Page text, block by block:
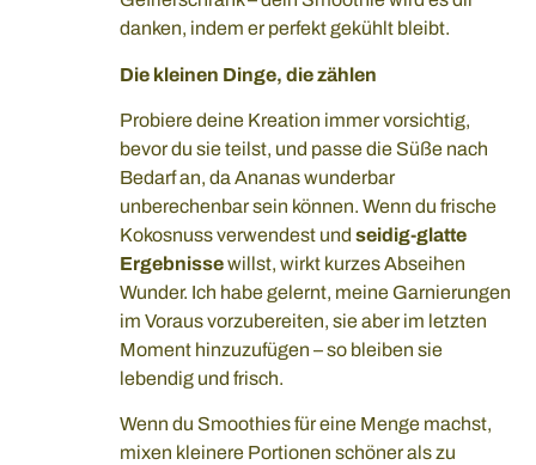
danken, indem er perfekt gekühlt bleibt.
Die kleinen Dinge, die zählen
Probiere deine Kreation immer vorsichtig,
bevor du sie teilst, und passe die Süße nach
Bedarf an, da Ananas wunderbar
unberechenbar sein können. Wenn du frische
Kokosnuss verwendest und seidig-glatte
Ergebnissewillst, wirkt kurzes Abseihen
Wunder. Ich habe gelernt, meine Garnierungen
im Voraus vorzubereiten, sie aber im letzten
Moment hinzuzufügen – so bleiben sie
lebendig und frisch.
Wenn du Smoothies für eine Menge machst,
mixen kleinere Portionen schöner als zu